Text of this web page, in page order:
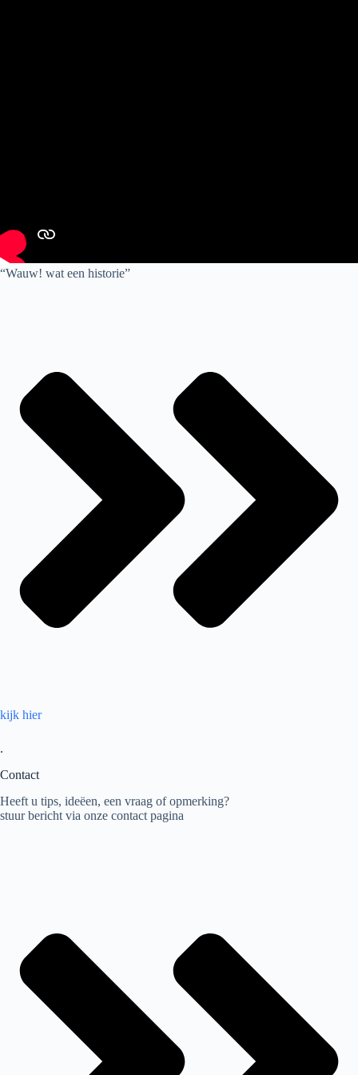
“Wauw! wat een historie”
kijk hier
.
Contact
Heeft u tips, ideëen, een vraag of opmerking?
stuur bericht via onze contact pagina